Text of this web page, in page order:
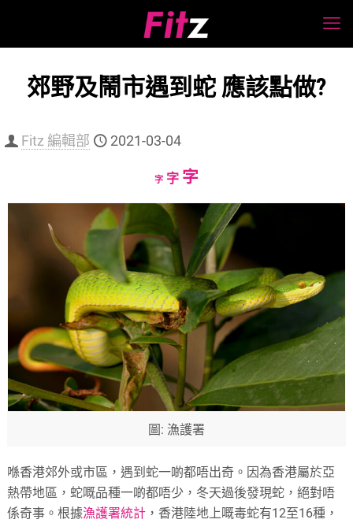
郊野及鬧市遇到蛇 應該點做?
Fitz 編輯部 2021-03-04
字Decrease
size.
字Reset
size.
字Increase
size.
圖: 漁護署
喺香港郊外或市區，遇到蛇一啲都唔出奇。因為香港屬於亞
熱帶地區，蛇嘅品種一啲都唔少，冬天過後發現蛇，絕對唔
係奇事。根據漁護署統計 ，香港陸地上嘅毒蛇有12至16種，